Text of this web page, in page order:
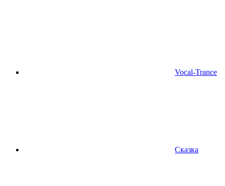
Vocal-Trance
Сказка